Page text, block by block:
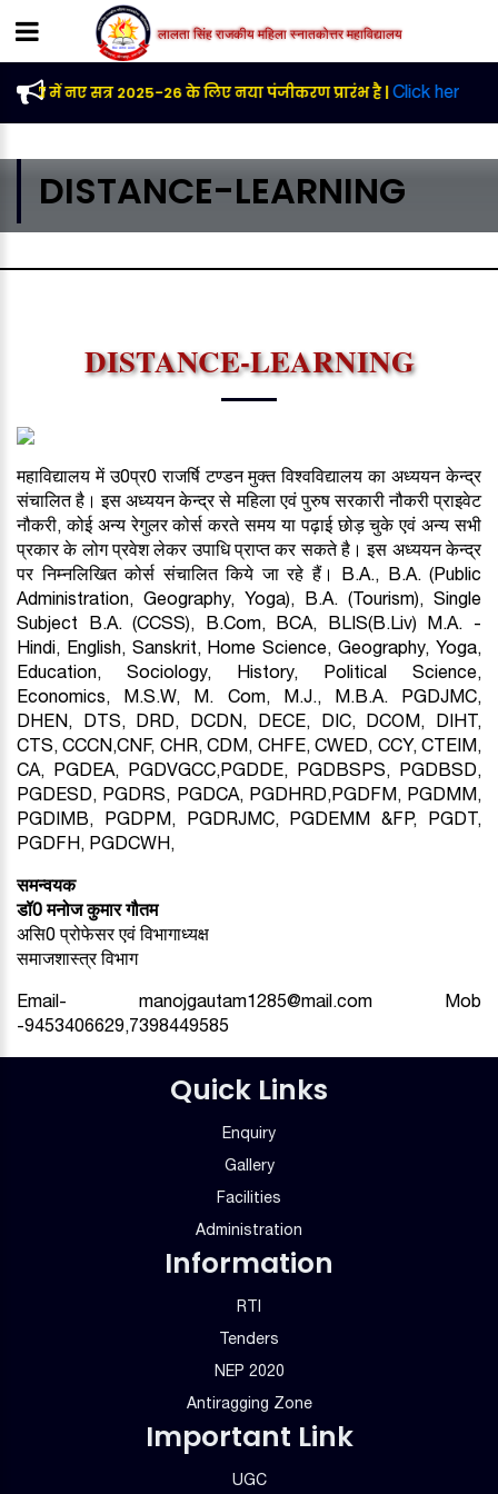
में नए सत्र 2025-26 के लिए नया पंजीकरण प्रारंभ है | Click here
DISTANCE-LEARNING
DISTANCE-LEARNING
महाविद्यालय में उ0प्र0 राजर्षि टण्डन मुक्त विश्वविद्यालय का अध्ययन केन्द्र
संचालित है। इस अध्ययन केन्द्र से महिला एवं पुरुष सरकारी नौकरी प्राइवेट
नौकरी, कोई अन्य रेगुलर कोर्स करते समय या पढ़ाई छोड़ चुके एवं अन्य सभी
प्रकार के लोग प्रवेश लेकर उपाधि प्राप्त कर सकते है। इस अध्ययन केन्द्र
पर निम्नलिखित कोर्स संचालित किये जा रहे हैं। B.A., B.A. (Public
Administration, Geography, Yoga), B.A. (Tourism), Single
Subject B.A. (CCSS), B.Com, BCA, BLIS(B.Liv) M.A. -
Hindi, English, Sanskrit, Home Science, Geography, Yoga,
Education, Sociology, History, Political Science,
Economics, M.S.W, M. Com, M.J., M.B.A. PGDJMC,
DHEN, DTS, DRD, DCDN, DECE, DIC, DCOM, DIHT,
CTS, CCCN,CNF, CHR, CDM, CHFE, CWED, CCY, CTEIM,
CA, PGDEA, PGDVGCC,PGDDE, PGDBSPS, PGDBSD,
PGDESD, PGDRS, PGDCA, PGDHRD,PGDFM, PGDMM,
PGDIMB, PGDPM, PGDRJMC, PGDEMM &FP, PGDT,
PGDFH, PGDCWH,
समन्वयक
डॉ0 मनोज कुमार गौतम
असि0 प्रोफेसर एवं विभागाध्यक्ष
समाजशास्त्र विभाग
Email- manojgautam1285@mail.com Mob
-9453406629,7398449585
Quick Links
Enquiry
Gallery
Facilities
Administration
Information
RTI
Tenders
NEP 2020
Antiragging Zone
Important Link
UGC
लालता सिंह राजकीय महिला स्नातकोत्तर महाविद्यालय